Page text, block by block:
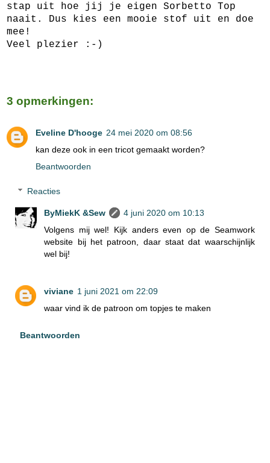
stap uit hoe jij je eigen Sorbetto Top
naait. Dus kies een mooie stof uit en doe
mee!
Veel plezier :-)
3 opmerkingen:
Eveline D'hooge 24 mei 2020 om 08:56
kan deze ook in een tricot gemaakt worden?
Beantwoorden
Reacties
ByMiekK &Sew
4 juni 2020 om 10:13
Volgens mij wel! Kijk anders even op de Seamwork
website bij het patroon, daar staat dat waarschijnlijk
wel bij!
viviane 1 juni 2021 om 22:09
waar vind ik de patroon om topjes te maken
Beantwoorden